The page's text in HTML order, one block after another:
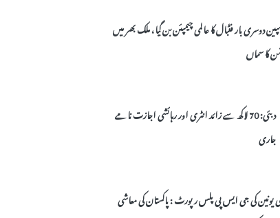
دوسری بار فٹبال کا عالمی چیمپئن بن گیا، ملک بھر میں
کا سماں
دبئی: 70 لاکھ سے زائد انٹری اور رہائشی اجازت نامے
جاری
یونین کی جی ایس پی پلس رپورٹ : پاکستان کی معاشی